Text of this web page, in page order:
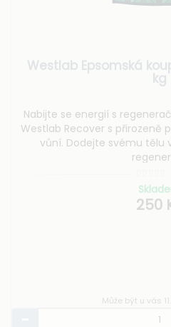
Westlab Epsomská
kg
Nabijte se energií s
Westlab Recover s přirozeně
vůní. Dodejte svému tělu
250
Může být u vás